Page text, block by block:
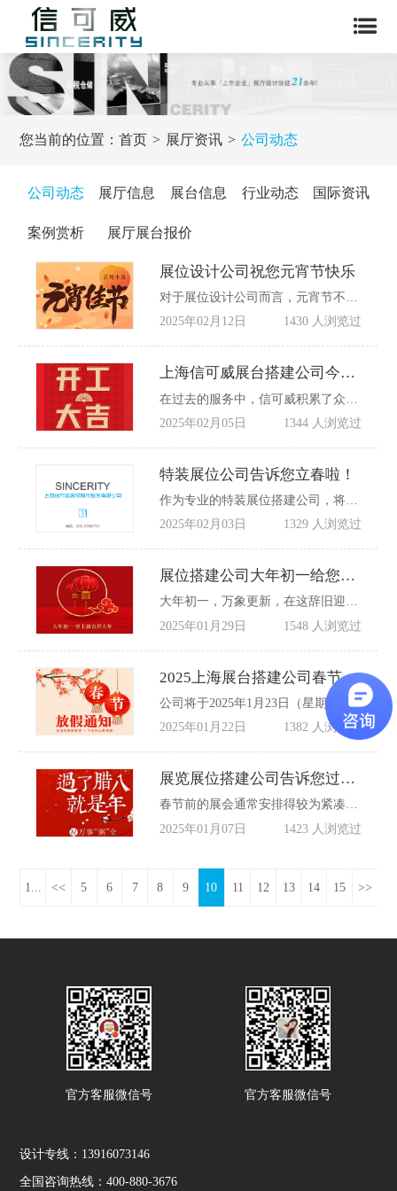
您当前的位置：首页 展厅资讯 公司动态
公司动态 展厅信息 展台信息 行业动态 国际资讯
案例赏析 展厅展台报价
展位设计公司祝您元宵节快乐
2025年02月12日
1430 人浏览过
上海信可威展台搭建公司今日开工
2025年02月05日
1344 人浏览过
特装展位公司告诉您立春啦！
2025年02月03日
1329 人浏览过
展位搭建公司大年初一给您拜年啦
大年初一，万象更新，在这辞旧迎新的美好时刻，信可威展位搭建公司的全体成员怀着最真挚的祝福，向您及您的家人拜年啦！祝您在新的一年里，身体健康，万事如意，事业兴旺，阖家欢乐！
2025年01月29日
1548 人浏览过
2025上海展台搭建公司春节放假通知
公司将于2025年1月23日（星期四）至2月4日（星期二）放假，共计13天。2月5日（星期三）正式上班。
2025年01月22日
1382 人浏览过
展览展位搭建公司告诉您过了腊八就是年
春节前的展会通常安排得较为紧凑，留给展览展位搭建公司的时间非常有限。从接到订单到完成设计、搭建、布置等各项工作，整个流程需要在短时间内高效完成。这就要求公司具备强大的项目管理能力和丰富的经验，以确保在有限的时间内保质保量地完成任务。
2025年01月07日
1423 人浏览过
1... << 5 6 7 8 9 10 11 12 13 14 15 >>
官方客服微信号 官方客服微信号
设计专线：13916073146
全国咨询热线：400-880-3676